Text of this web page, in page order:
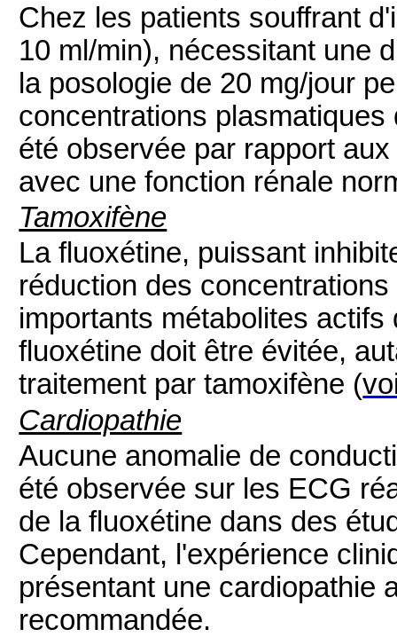
Chez les patients souffrant
10 ml/min), nécessitant une
la posologie de 20 mg/jour
concentrations
été observée par rapport
avec une fonction rénale
Tamoxifène
La fluoxétine, puissant
réduction des
importants métabolites
fluoxétine doit être évitée,
traitement par tamoxifène (
Cardiopathie
Aucune anomalie de
été observée sur les ECG
de la fluoxétine dans des
Cependant, l'expérience
présentant une cardiopathie
recommandée.